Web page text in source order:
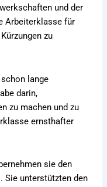
und der
Arbeiterklasse für
zu
lange
darin,
zu machen und zu
ernsthafter
sie den
Sie unterstützten den